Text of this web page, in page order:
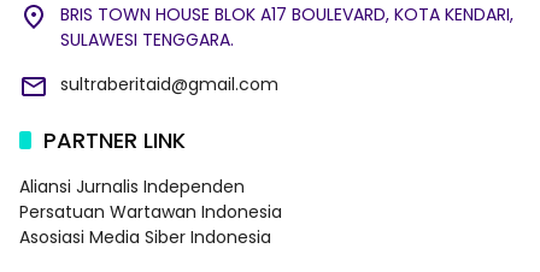
BRIS TOWN HOUSE BLOK A17 BOULEVARD, KOTA KENDARI,
SULAWESI TENGGARA.
sultraberitaid@gmail.com
PARTNER LINK
Aliansi Jurnalis Independen
Persatuan Wartawan Indonesia
Asosiasi Media Siber Indonesia